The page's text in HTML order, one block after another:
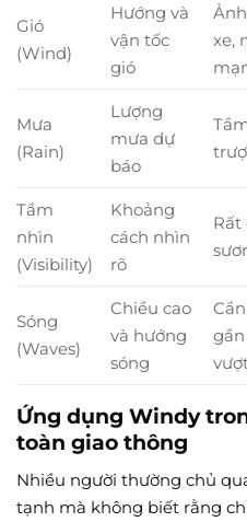
Gió
(Wind)
Hướng và
vận tốc
gió
xe,
Mưa
(Rain)
Lượng
mưa dự
báo
Tầm
nhìn
(Visibility)
Khoảng
cách nhìn
rõ
Rất
Sóng
(Waves)
Chiều cao
và hướng
sóng
Ứng dụng Windy
toàn giao thông
Nhiều người thường chủ
tạnh mà không biết rằng